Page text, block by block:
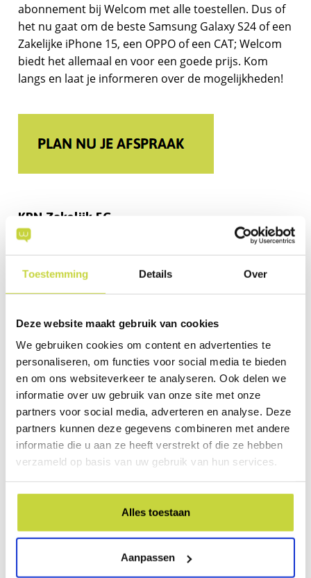
Toestemming Details Over
Deze website maakt gebruik van cookies
We gebruiken cookies om content en advertenties te
personaliseren, om functies voor social media te bieden
en om ons websiteverkeer te analyseren. Ook delen we
informatie over uw gebruik van onze site met onze
partners voor social media, adverteren en analyse. Deze
partners kunnen deze gegevens combineren met andere
informatie die u aan ze heeft verstrekt of die ze hebben
verzameld op basis van uw gebruik van hun services.
Alles toestaan
Aanpassen
abonnement bij Welcom met alle toestellen. Dus of
het nu gaat om de beste Samsung Galaxy S24 of een
Zakelijke iPhone 15, een OPPO of een CAT; Welcom
biedt het allemaal en voor een goede prijs. Kom
langs en laat je informeren over de mogelijkheden!
KPN Zakelijk 5G
Kies een zakelijk mobiel abonnement van KPN en je
bent direct 5G-ready, oftewel: klaar voor de
Nederland en dat maakt razendsnel en stabiel
ondernemen met KPN Zakelijk een fluitje van een
cent.
5G is een echte gamechanger op de werkvloer en zal
een revolutionaire impact hebben op verschillende
sectoren in het bedrijfsleven. Van zelfrijdende
tractors tot slimme zorg op afstand, 5G staat voor
technologische verandering en maakt het
onmogelijke mogelijk. Heb jij ideeën over wat 5G in
uw bedrijf of organisatie kan veranderen? Kom langs
in de winkel en laat onze zakelijke adviseurs je
passend adviseren over de zakelijke 5G-